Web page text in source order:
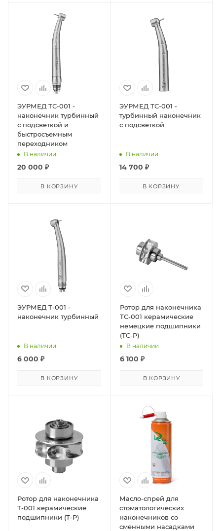
ЭУРМЕД ТС-001 -
наконечник турбинный
с подсветкой и
быстросъемным
переходником
В наличии
20 000 ₽
В КОРЗИНУ
ЭУРМЕД ТС-001 -
турбинный наконечник
с подсветкой
В наличии
14 700 ₽
В КОРЗИНУ
ЭУРМЕД Т-001 -
наконечник турбинный
В наличии
6 000 ₽
В КОРЗИНУ
Ротор для наконечника
ТС-001 керамические
немецкие подшипники
(ТС-Р)
В наличии
6 100 ₽
В КОРЗИНУ
Ротор для наконечника
Т-001 керамические
подшипники (Т-Р)
Масло-спрей для
стоматологических
наконечников со
сменными насадками